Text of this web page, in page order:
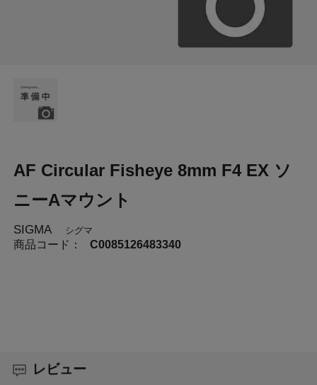
AF Circular Fisheye 8mm F4 EX ソ
ニーAマウント
SIGMA シグマ
商品コード： C0085126483340
レビュー